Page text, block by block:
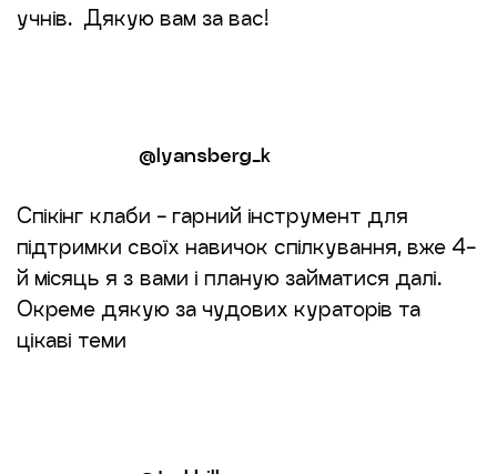
учнів. Дякую вам за вас!
@lyansberg_k
Спікінг клаби - гарний інструмент для
підтримки своїх навичок спілкування, вже 4-
й місяць я з вами і планую займатися далі.
Окреме дякую за чудових кураторів та
цікаві теми